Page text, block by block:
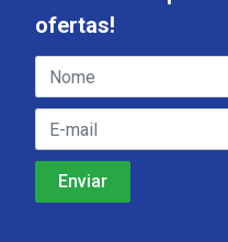
ofertas!